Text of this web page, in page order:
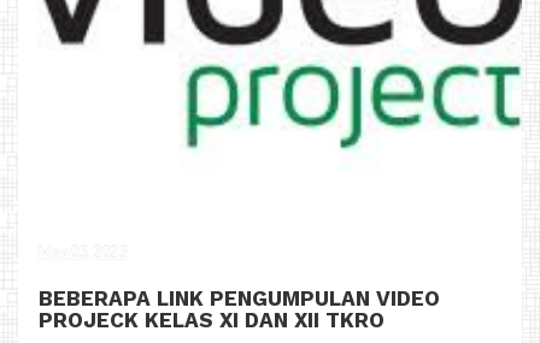
BEBERAPA LINK PENGUMPULAN VIDEO
PROJECK KELAS XI DAN XII TKRO